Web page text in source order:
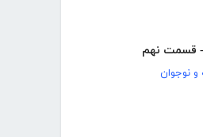
- قسمت نهم
نوجوان